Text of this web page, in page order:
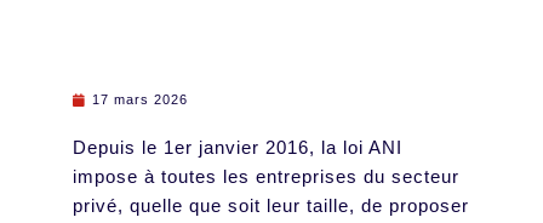
17 mars 2026
Depuis le 1er janvier 2016, la loi ANI
impose à toutes les entreprises du secteur
privé, quelle que soit leur taille, de proposer